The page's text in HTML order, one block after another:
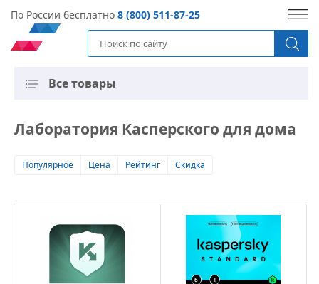
По России бесплатно 8 (800) 511-87-25
Все товары
Лаборатория Касперского для дома
Популярное Цена Рейтинг Скидка